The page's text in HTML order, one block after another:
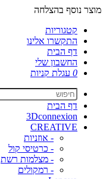
מוצר נוסף בהצלחה
קטגוריות
התקשרו אלינו
דף הבית
החשבון שלי
0 עגלת קניות
דף הבית
3Dconnexion
CREATIVE
- אוזניות
- כרטיסי קול
- מצלמות רשת
- רמקולים